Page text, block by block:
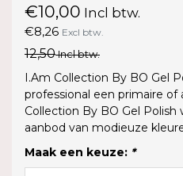
€10,00 Incl btw.
€8,26 Excl btw.
12,50Incl btw.
I.Am Collection By BO Gel
professional een primaire of
Collection By BO Gel
aanbod van modieuze
Maak een keuze: *